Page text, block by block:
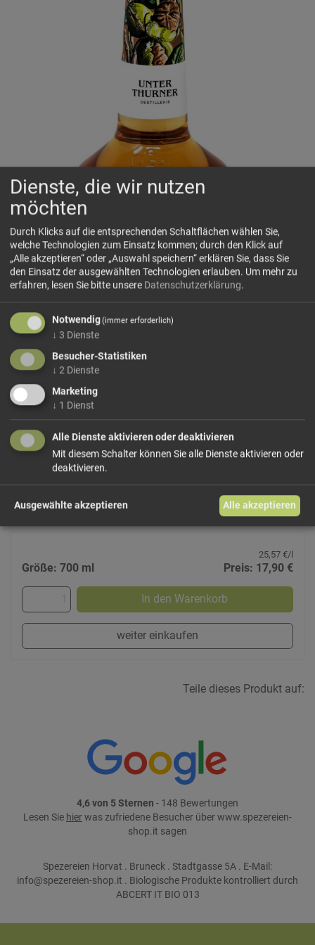
Bauernnusseler
Alte Spezialität aus der Meraner Gegend. Ein Likör
hergestellt aus Grappa, grünen Walnüssen, verschiedenen
Gewürzen und mit Zimtzucker gesüßt. Nussig süß im
39Vol%
25,57 €/l
Größe: 700 ml Preis: 17,90 €
In den Warenkorb
weiter einkaufen
Teile dieses Produkt auf:
4,6 von 5 Sternen - 148 Bewertungen
Lesen Sie hierwas zufriedene Besucher über www.spezereien-
shop.it sagen
Spezereien Horvat . Bruneck . Stadtgasse 5A . E-Mail:
info@spezereien-shop.it . Biologische Produkte kontrolliert durch
ABCERT IT BIO 013
Dienste, die wir nutzen
möchten
Durch Klicks auf die entsprechenden Schaltflächen wählen Sie,
welche Technologien zum Einsatz kommen; durch den Klick auf
„Alle akzeptieren“ oder „Auswahl speichern“ erklären Sie, dass Sie
den Einsatz der ausgewählten Technologien erlauben. Um mehr zu
erfahren, lesen Sie bitte unsere Datenschutzerklärung.
Notwendig(immer erforderlich)
↓ 3 Dienste
Besucher-Statistiken
↓ 2 Dienste
Marketing
↓ 1 Dienst
Alle Dienste aktivieren oder deaktivieren
Mit diesem Schalter können Sie alle Dienste aktivieren oder
deaktivieren.
Ausgewählte akzeptieren Alle akzeptieren